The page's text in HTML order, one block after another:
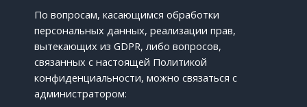
По вопросам, касающимся обработки
персональных данных, реализации прав,
вытекающих из GDPR, либо вопросов,
связанных с настоящей Политикой
конфиденциальности, можно связаться с
администратором: